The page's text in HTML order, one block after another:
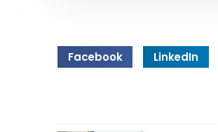
Facebook LinkedIn